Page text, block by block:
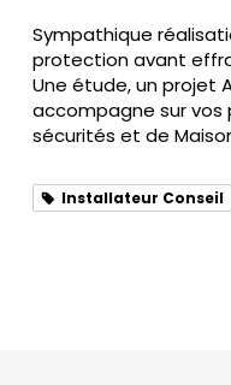
Sympathique
protection avant
Une étude, un projet
accompagne sur vos
sécurités et de
Installateur Conseil